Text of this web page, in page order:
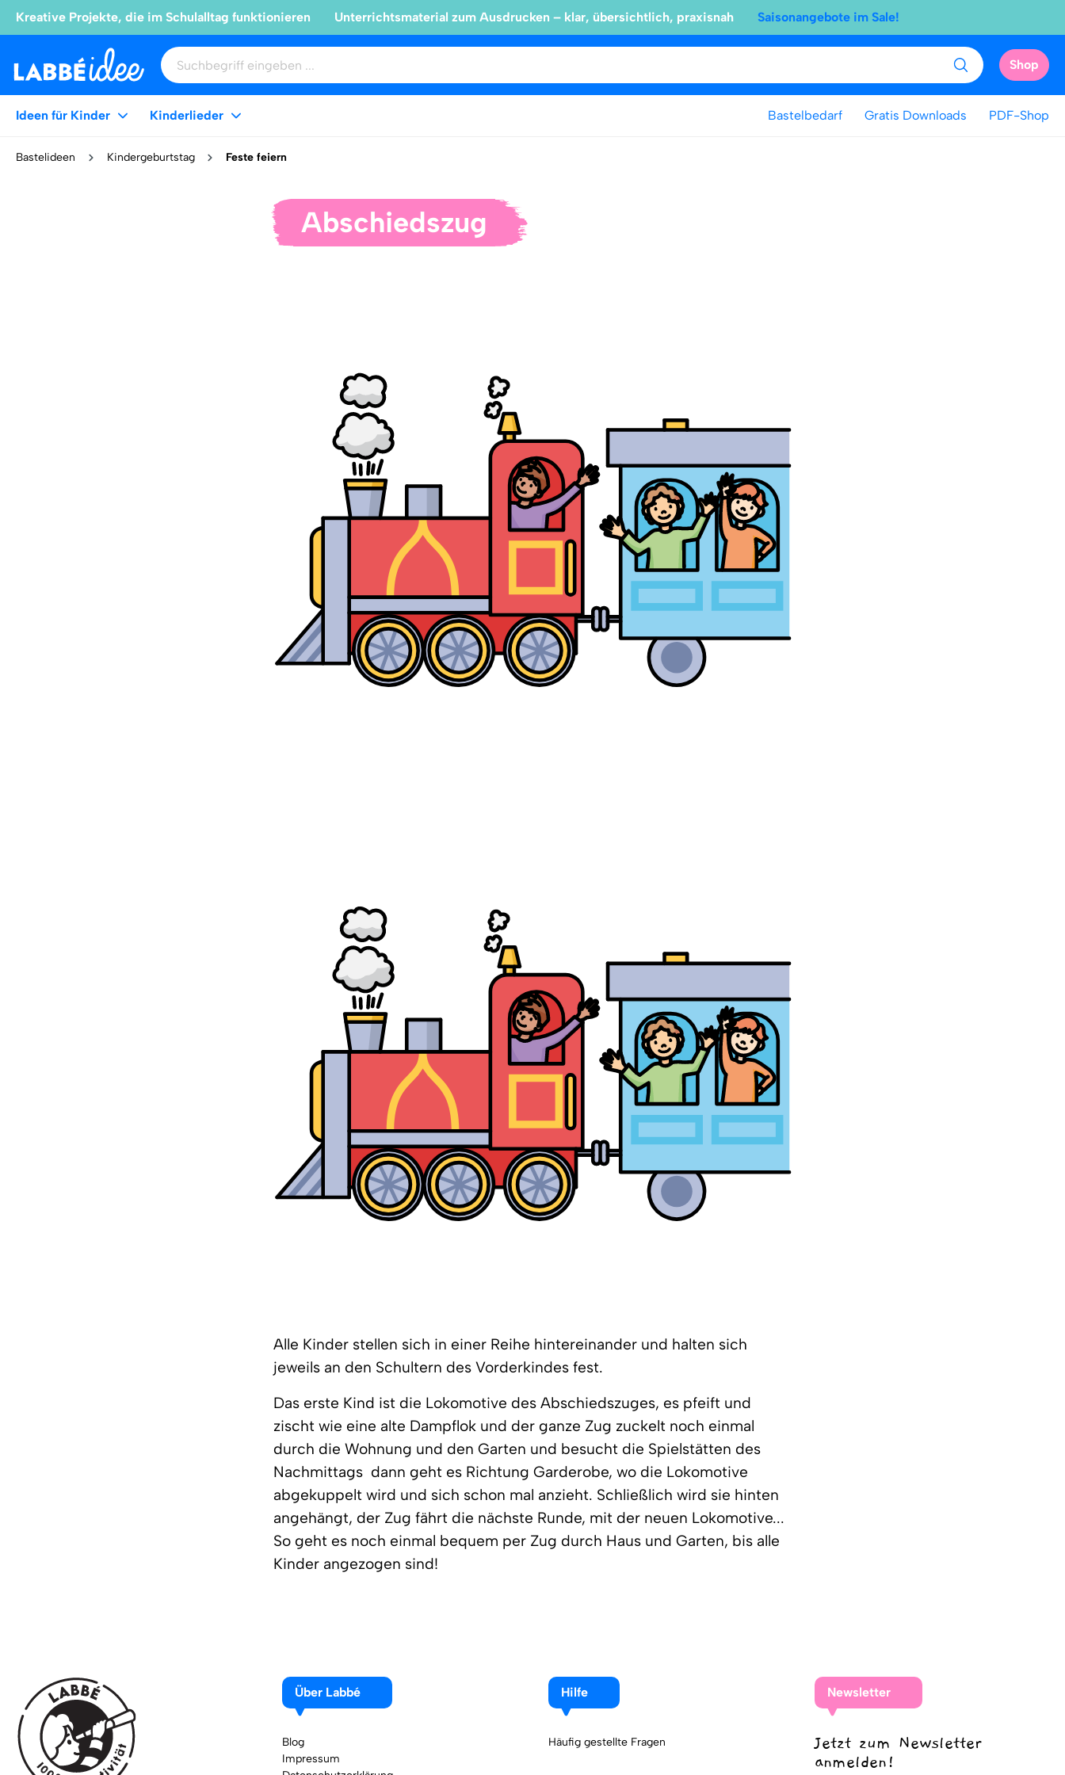
Kreative Projekte, die im Schulalltag funktionieren Unterrichtsmaterial zum Ausdrucken – klar, übersichtlich, praxisnah Saisonangebote im Sale!
Shop
Ideen für Kinder Kinderlieder Bastelbedarf Gratis Downloads PDF-Shop
Bastelideen Kindergeburtstag Feste feiern
Abschiedszug
Alle Kinder stellen sich in einer Reihe hintereinander und halten sich
jeweils an den Schultern des Vorderkindes fest.
Das erste Kind ist die Lokomotive des Abschiedszuges, es pfeift und
zischt wie eine alte Dampflok und der ganze Zug zuckelt noch einmal
durch die Wohnung und den Garten und besucht die Spielstätten des
Nachmittags  dann geht es Richtung Garderobe, wo die Lokomotive
abgekuppelt wird und sich schon mal anzieht. Schließlich wird sie hinten
angehängt, der Zug fährt die nächste Runde, mit der neuen Lokomotive...
So geht es noch einmal bequem per Zug durch Haus und Garten, bis alle
Kinder angezogen sind!
Über Labbé
Blog
Impressum
Hilfe
Häufig gestellte Fragen
Newsletter
Jetzt zum Newsletter
anmelden!